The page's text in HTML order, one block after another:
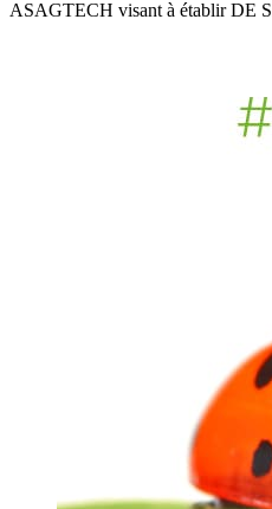
ASAGTECH visant à établir DE